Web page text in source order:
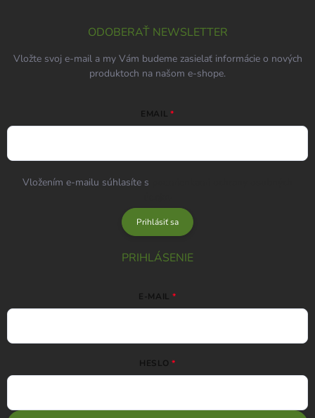
ODOBERAŤ NEWSLETTER
Vložte svoj e-mail a my Vám budeme zasielať informácie o nových
produktoch na našom e-shope.
EMAIL
Vložením e-mailu súhlasíte s
Prihlásiť sa
PRIHLÁSENIE
E-MAIL
HESLO